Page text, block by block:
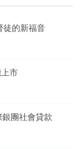
徒的新福音
市
團社會貸款